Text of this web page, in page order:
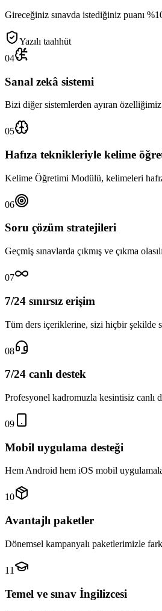
Gireceğiniz sınavda istediğiniz puanı
Yazılı taahhüt
04
Sanal zekâ sistemi
Bizi diğer sistemlerden ayıran
05
Hafıza teknikleriyle kelime
Kelime Öğretimi Modülü, kelimeleri
06
Soru çözüm stratejileri
Geçmiş sınavlarda çıkmış ve çıkma
07
7/24 sınırsız erişim
Tüm ders içeriklerine, sizi hiçbir şekilde
08
7/24 canlı destek
Profesyonel kadromuzla kesintisiz canlı
09
Mobil uygulama desteği
Hem Android hem iOS mobil
10
Avantajlı paketler
Dönemsel kampanyalı paketlerimizle
11
Temel ve sınav İngilizcesi